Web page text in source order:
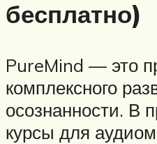
бесплатно)
PureMind — это
комплексного
осознанности. В
курсы для